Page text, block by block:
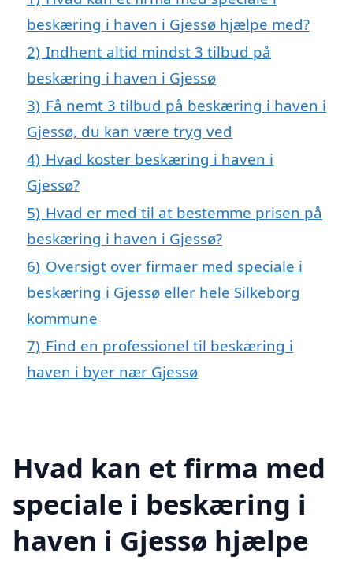
beskæring i haven i Gjessø hjælpe med?
2) Indhent altid mindst 3 tilbud på
beskæring i haven i Gjessø
3) Få nemt 3 tilbud på beskæring i haven i
Gjessø, du kan være tryg ved
4) Hvad koster beskæring i haven i
Gjessø?
5) Hvad er med til at bestemme prisen på
beskæring i haven i Gjessø?
6) Oversigt over firmaer med speciale i
beskæring i Gjessø eller hele Silkeborg
kommune
7) Find en professionel til beskæring i
haven i byer nær Gjessø
Hvad kan et firma med
speciale i beskæring i
haven i Gjessø hjælpe